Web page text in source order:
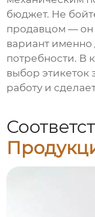
бюджет. Не
продавцом — он
вариант именно
потребности. В
выбор этикеток
работу и